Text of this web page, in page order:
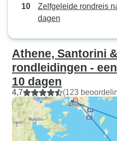
Zelfgeleide rondreis
dagen
Athene, Santorini
rondleidingen -
10 dagen
4,7 (123